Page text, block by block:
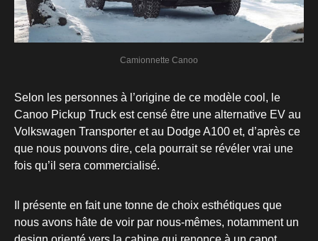
Camionnette Canoo
Selon les personnes à l’origine de ce modèle cool, le
Canoo Pickup Truck est censé être une alternative EV au
Volkswagen Transporter et au Dodge A100 et, d’après ce
que nous pouvons dire, cela pourrait se révéler vrai une
fois qu’il sera commercialisé.
Il présente en fait une tonne de choix esthétiques que
nous avons hâte de voir par nous-mêmes, notamment un